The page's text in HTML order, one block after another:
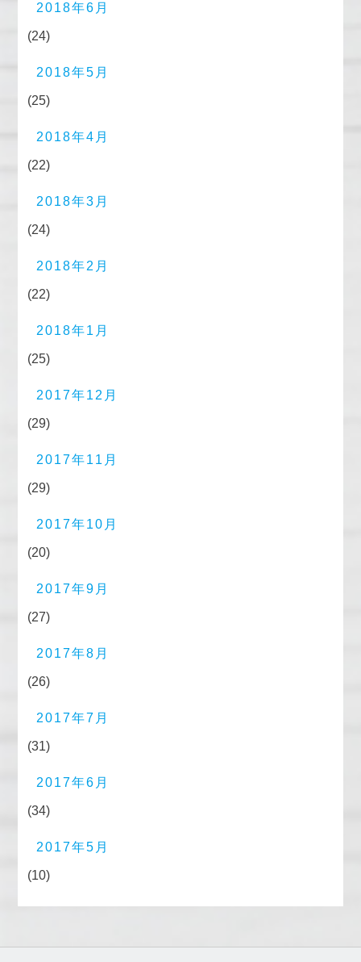
2018年6月
(24)
2018年5月
(25)
2018年4月
(22)
2018年3月
(24)
2018年2月
(22)
2018年1月
(25)
2017年12月
(29)
2017年11月
(29)
2017年10月
(20)
2017年9月
(27)
2017年8月
(26)
2017年7月
(31)
2017年6月
(34)
2017年5月
(10)